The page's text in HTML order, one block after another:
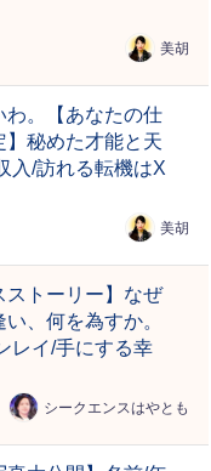
美胡
わ。【あなたの仕
秘めた才能と天
入/訪れる転機はX
美胡
ストーリー】なぜ
、何を為すか。
レイ/手にする幸
シークエンスはやとも